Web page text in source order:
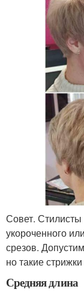
Совет.
укороченного
срезов.
но такие
Средняя длина